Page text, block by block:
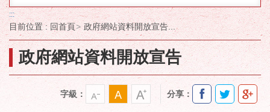
:::
目前位置 : 回首頁 政府網站資料開放宣告...
政府網站資料開放宣告
字級： 分享：